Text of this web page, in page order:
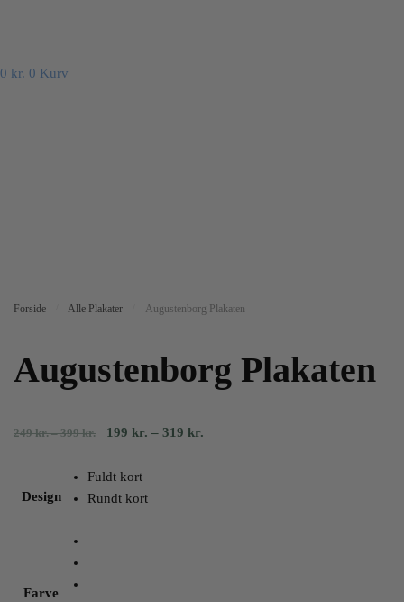
0 kr. 0 Kurv
Forside Alle Plakater Augustenborg Plakaten
Augustenborg Plakaten
249kr. – 399kr. Prisinterval:
til
399
199 kr. – 319 kr.
Design
Fuldt kort
Rundt kort
Farve